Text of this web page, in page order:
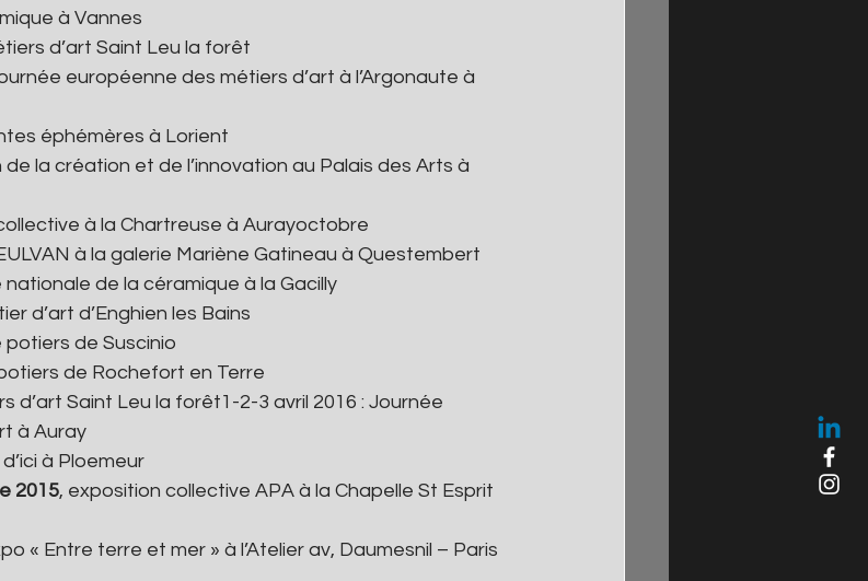
à Vannes
d’art Saint Leu la forêt
européenne des métiers d’art à l’Argonaute à
éphémères à Lorient
de la création et de l’innovation au Palais des Arts à
à la Chartreuse à Aurayoctobre
à la galerie Mariène Gatineau à Questembert
nationale de la céramique à la Gacilly
d’art d’Enghien les Bains
potiers de Suscinio
de Rochefort en Terre
d’art Saint Leu la forêt1-2-3 avril 2016 : Journée
à Auray
à Ploemeur
2015, exposition collective APA à la Chapelle St Esprit
« Entre terre et mer » à l’Atelier av, Daumesnil – Paris